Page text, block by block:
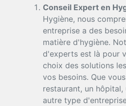
Conseil Expert en
Hygiène, nous
entreprise a des
matière d'hygiène.
d'experts est là pour
choix des solutions
vos besoins. Que
restaurant, un
autre type